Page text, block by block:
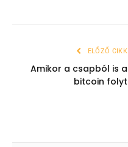
ELŐZŐ CIKK
Amikor a csapból is a
bitcoin folyt